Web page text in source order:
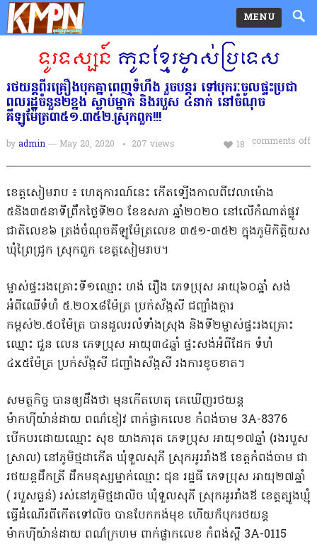
MENU
រថយន្តពីរគ្រឿងបុកគ្នាពេញទំហឹង រួចបន្តរ ទៅបុករៈចូលផ្ទះប្រជា
ពលរដ្ឋចំនួន២ខ្នង ស្លាប់ម្នាក់ និងរបួស ៤នាក់ នៅចំណុច
គីឡូម៉ែត្រ៣៥១.៣៥២.ស្រុកពួក!!!
by admin — May 20, 2020 207 views comments off
18
ខេត្តសៀមរាប ៖ ហេតុការណ៍នេះ កើតទ្បើងកាលពីវេលាម៉ោង
៥និង៣៥នាទីព្រឹកថ្ងៃទី២០ ខែឧសភា ឆ្នាំ២០២០ នៅលើកំណាត់ផ្លូវ
ជាតិលេខ៦ ត្រង់ចំណុចគីឡូម៉ែត្រលេខ ៣៥១-៣៥២ ក្នុងភូមិកិត្តិយស
ឃុំព្រៃជ្រូក ស្រុកពួក ខេត្តសៀមរាប។
ម្ចាស់ផ្ទះរងគ្រោះទី១ឈ្មោះ ហង់ រឿង ភេទប្រុស អាយុ៦០ឆ្នាំ សង់
អំពីឈើទំហំ ៥.២០x៨ម៉ែត្រ ប្រក់ស័ង្កសី ជញ្ជាំងក្ដារ
កម្ពស់២.៥០ម៉ែត្រ បានដួលរលំទាំងស្រុង និងទី២ម្ចាស់ផ្ទះរងគ្រោះ
ឈ្មោះ ជួន លេន ភេទប្រុស អាយុ៣៤ឆ្នាំ ផ្ទះសង់អំពីដែក ទំហំ
៤x៥ម៉ែត្រ ប្រក់ស័ង្កសី ជញ្ជាំងស័ង្កសី រងការខូចខាត។
សមត្ថកិច្ច បានឲ្យដឹងថា មុនកើតហេតុ គេឃើញរថយន្ត
ម៉ាកហ៊ីយ៉ាន់ដាយ ពណ៌ខៀវ ពាក់ផ្លាកលេខ កំពង់ចាម 3A-8376
បើកបរដោយឈ្មោះ សុខ យាងភារុត ភេទប្រុស អាយុ១៧ឆ្នាំ (រងរបួស
ស្រាល) នៅភូមិថ្មដាកើត ឃុំទួលសុភី ស្រុកអូររាំងឪ ខេត្តកំពង់ចាម ជា
រថយន្តដឹកត្រី ដឹកមនុស្សម្នាក់ឈ្មោះ ជុន រដ្ឋធី ភេទប្រុស អាយុ២៧ឆ្នាំ
( របួសធ្ងន់) រស់នៅភូមិថ្មដាលិច ឃុំទួលសុភី ស្រុកអូររាំងឪ ខេត្តត្បូងឃ្មុំ
ធ្វើដំណើរពីកើតទៅលិច បានបែកកង់មុខ ហើយក៏បុករថយន្ត
ម៉ាកហ៊ីយ៉ាន់ដាយ ពណ៌ក្រហម ពាក់ផ្លាកលេខ កំពង់ស្ពឺ 3A-0115